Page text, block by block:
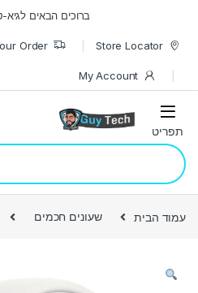
ברוכים הבאים
Store Locator
Order
My Account
חיפוש עבור:
עמוד הבית שעונים חכמים